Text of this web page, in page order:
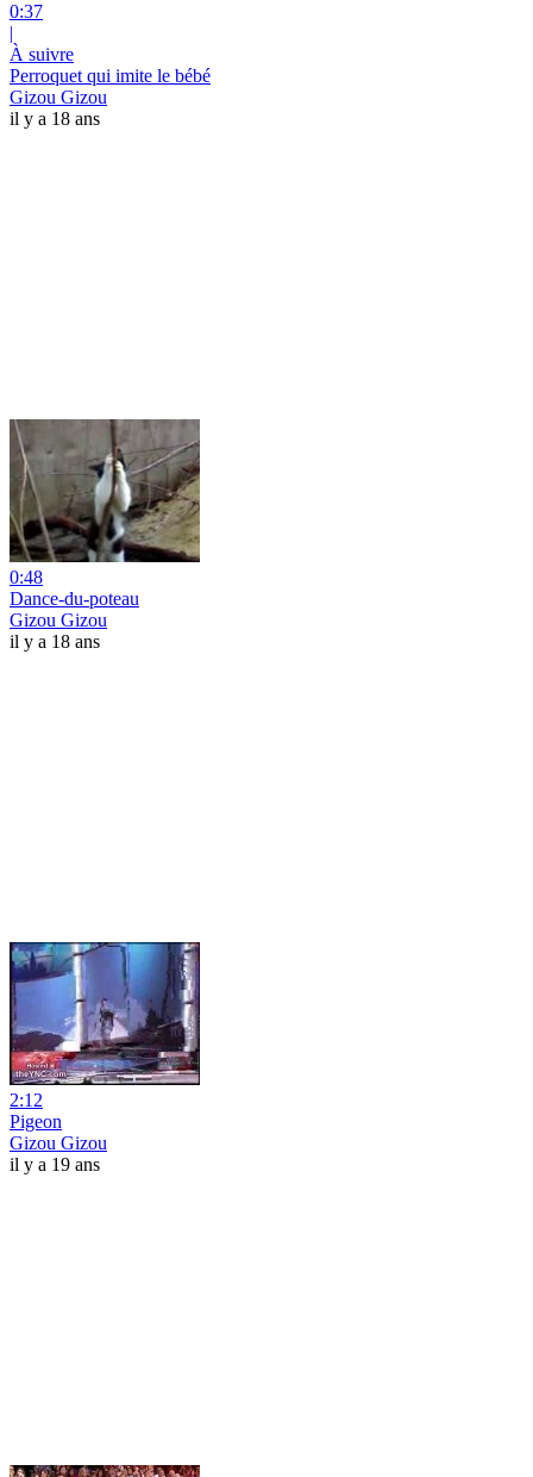
0:37
|
À suivre
Perroquet qui imite le bébé
Gizou Gizou
il y a 18 ans
0:48
Dance-du-poteau
Gizou Gizou
il y a 18 ans
2:12
Pigeon
Gizou Gizou
il y a 19 ans